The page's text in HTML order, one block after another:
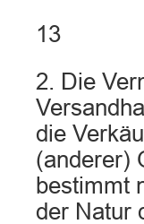
13
2. Die
die
(anderer)
bestimmt
der Natur